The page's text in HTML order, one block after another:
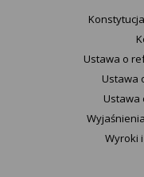
Ustawa o
Ustawa
Ustawa
Wyroki